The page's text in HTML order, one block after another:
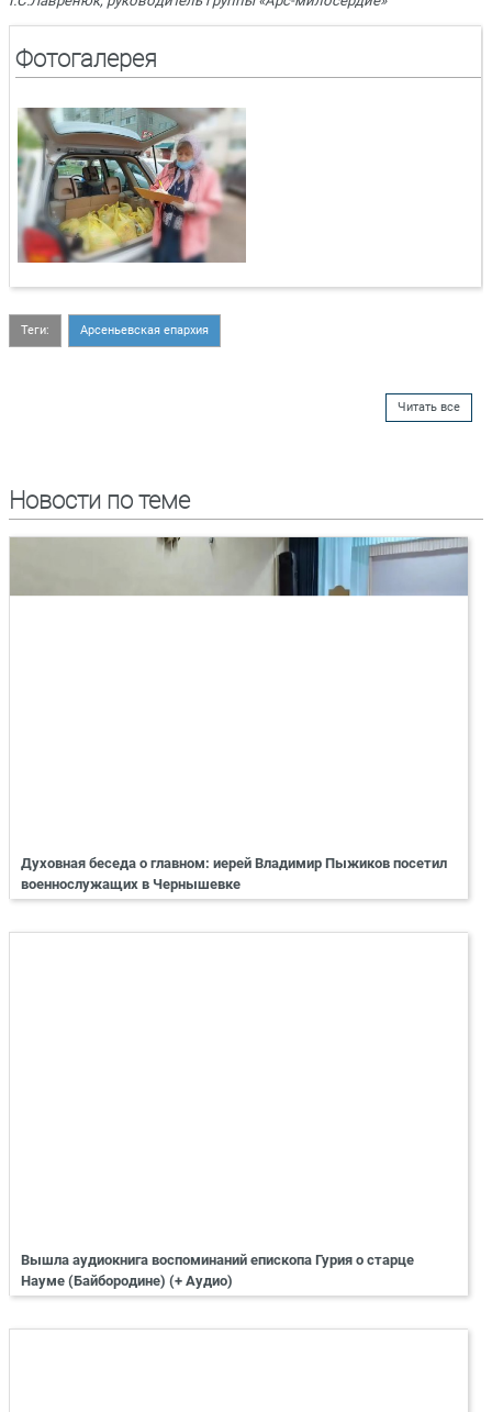
Фотогалерея
Теги: Арсеньевская епархия
Читать все
Новости по теме
Духовная беседа о главном: иерей Владимир Пыжиков посетил
военнослужащих в Чернышевке
Вышла аудиокнига воспоминаний епископа Гурия о старце
Науме (Байбородине) (+ Аудио)